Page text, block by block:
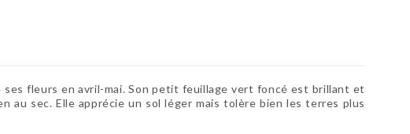
ses fleurs en avril-mai. Son petit feuillage vert foncé est brillant et
sec. Elle apprécie un sol léger mais tolère bien les terres plus